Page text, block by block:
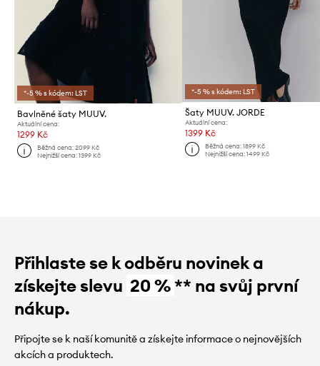
*-5 % s kódem: LST
Bavlněné šaty MUUV.
Aktuální cena:
1299 Kč
Běžná cena:2099 Kč
Nejnižší cena:1399 Kč
*-5 % s kódem: LST
Šaty MUUV. JORDE
Aktuální cena:
1399 Kč
Běžná cena: 1899 Kč
Nejnižší cena: 1499 Kč
Přihlaste se k odběru novinek a
získejte slevu 20 %** na svůj první
nákup.
Připojte se k naší komunitě a získejte informace o nejnovějších
akcích a produktech.